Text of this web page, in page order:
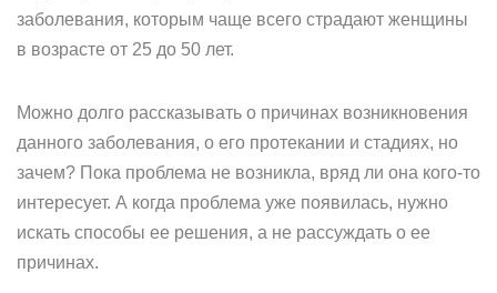
заболевания, которым чаще всего страдают женщины
в возрасте от 25 до 50 лет.
Можно долго рассказывать о причинах возникновения
данного заболевания, о его протекании и стадиях, но
зачем? Пока проблема не возникла, вряд ли она кого-то
интересует. А когда проблема уже появилась, нужно
искать способы ее решения, а не рассуждать о ее
причинах.